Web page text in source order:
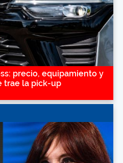
precio, equipamiento y
trae la pick-up